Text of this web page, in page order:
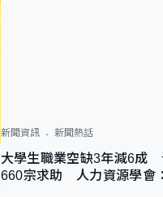
新聞資訊 新聞熱話
大學生職業空缺3年減6成
660宗求助 人力資源學會